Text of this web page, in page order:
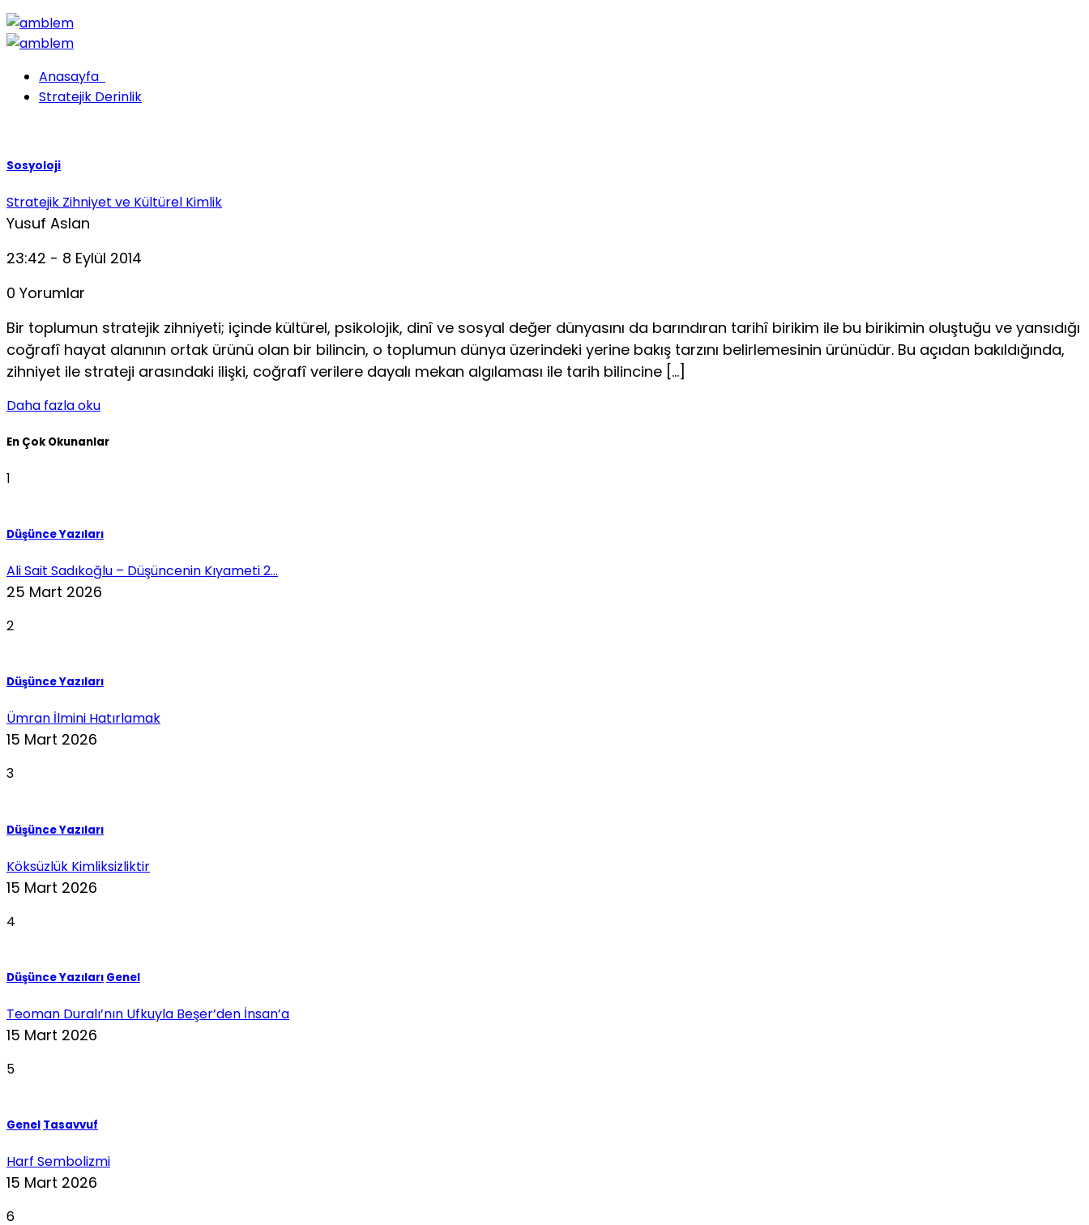
Anasayfa
Stratejik Derinlik
Sosyoloji
Stratejik Zihniyet ve Kültürel Kimlik
Yusuf Aslan
23:42 - 8 Eylül 2014
0 Yorumlar
Bir toplumun stratejik zihniyeti; içinde kültürel, psikolojik, dinî ve sosyal değer dünyasını da barındıran tarihî birikim ile bu birikimin oluştuğu ve yansıdığı
coğrafî hayat alanının ortak ürünü olan bir bilincin, o toplumun dünya üzerindeki yerine bakış tarzını belirlemesinin ürünüdür. Bu açıdan bakıldığında,
zihniyet ile strateji arasındaki ilişki, coğrafî verilere dayalı mekan algılaması ile tarih bilincine […]
Daha fazla oku
En Çok Okunanlar
1
Düşünce Yazıları
Ali Sait Sadıkoğlu – Düşüncenin Kıyameti 2...
25 Mart 2026
2
Düşünce Yazıları
Ümran İlmini Hatırlamak
15 Mart 2026
3
Düşünce Yazıları
Köksüzlük Kimliksizliktir
15 Mart 2026
4
Düşünce Yazıları Genel
Teoman Duralı’nın Ufkuyla Beşer’den İnsan’a
15 Mart 2026
5
Genel Tasavvuf
Harf Sembolizmi
15 Mart 2026
6